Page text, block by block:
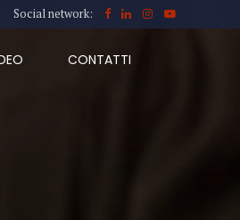
Social network:
CONTATTI